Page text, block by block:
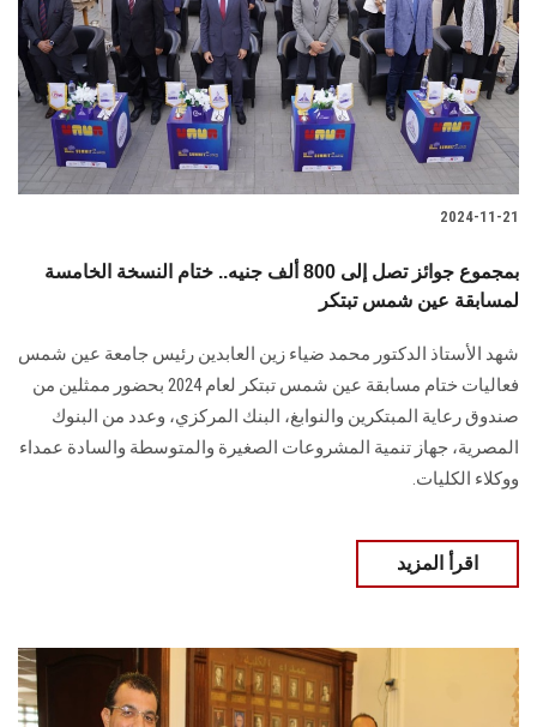
2024-11-21
بمجموع جوائز تصل إلى 800 ألف جنيه.. ختام النسخة الخامسة
لمسابقة عين شمس تبتكر
شهد الأستاذ الدكتور محمد ضياء زين العابدين رئيس جامعة عين شمس
فعاليات ختام مسابقة ‏عين شمس تبتكر لعام 2024 بحضور ممثلين من
صندوق رعاية المبتكرين والنوابغ، البنك ‏المركزي، وعدد من البنوك
المصرية، جهاز تنمية المشروعات الصغيرة والمتوسطة والسادة ‏عمداء
ووكلاء الكليات‎.‎
اقرأ المزيد